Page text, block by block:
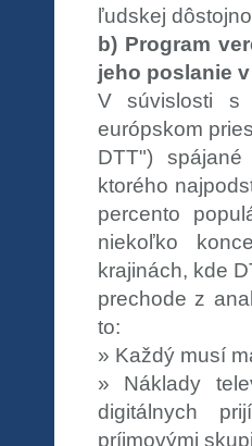
ľudskej
b) Program
jeho poslanie
V súvislosti s
európskom
DTT")
ktorého
percento
niekoľko
krajinách, kde
prechode z
to:
» Každý musí
» Náklady
digitálnych
príjmovými